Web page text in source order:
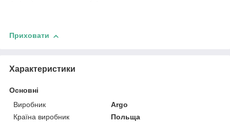
Приховати
Характеристики
Основні
Виробник
Argo
Країна виробник
Польща